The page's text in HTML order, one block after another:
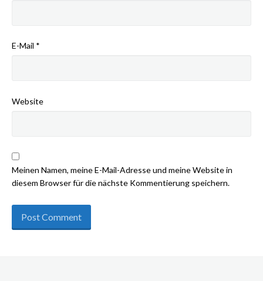
E-Mail *
Website
Meinen Namen, meine E-Mail-Adresse und meine Website in
diesem Browser für die nächste Kommentierung speichern.